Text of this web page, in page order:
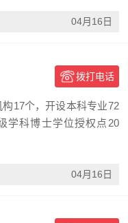
04月16日
拨打电话
17个，开设本科专业72
学科博士学位授权点20
04月16日